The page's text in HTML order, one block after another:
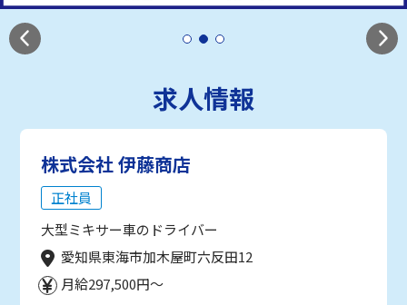
求人情報
株式会社 伊藤商店
正社員
大型ミキサー車のドライバー
愛知県東海市加木屋町六反田12
月給297,500円～